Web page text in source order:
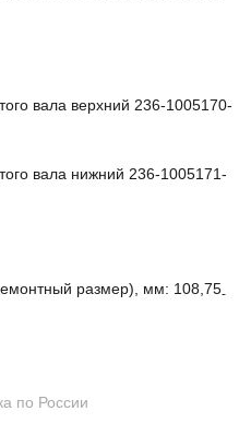
вала верхний 236-1005170-
вала нижний 236-1005171-
размер), мм: 108,75-
по России